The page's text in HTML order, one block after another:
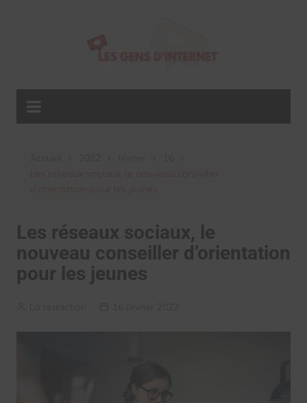
Les réseaux sociaux, le
nouveau conseiller d’orientation
pour les jeunes